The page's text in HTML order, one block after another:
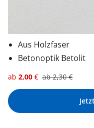
Aus Holzfaser
Betonoptik Betolit
ab 2,00 € ab2,30€